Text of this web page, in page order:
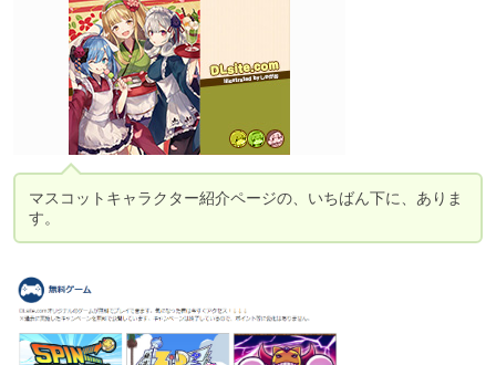
マスコットキャラクター紹介ページの、いちばん下に、ありま
す。